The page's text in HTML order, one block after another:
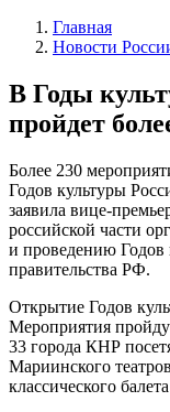
Главная
Новости
В Годы
пройдет
Более 230
Годов культуры
заявила вице-
российской части
и проведению Годов
правительства РФ.
Открытие Годов
Мероприятия
33 города КНР
Мариинского
классического